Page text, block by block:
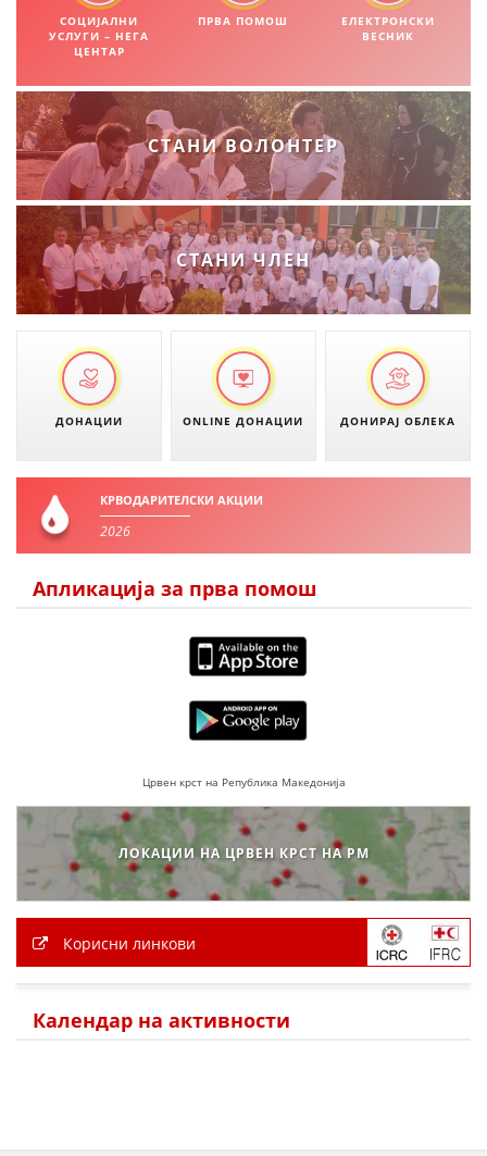
ДЕЈСТВУВАЊЕ
ПРИРАЧНИЦИ
СТРАТЕГИИ
БРОШУРИ
ПОСТЕРИ
СОЦИЈАЛНИ
УСЛУГИ – НЕГА
ЦЕНТАР
ПРВА ПОМОШ
ЕЛЕКТРОНСКИ
ВЕСНИК
СТАНИ ВОЛОНТЕР
СТАНИ ЧЛЕН
ДОНАЦИИ ONLINE ДОНАЦИИ ДОНИРАЈ ОБЛЕКА
КРВОДАРИТЕЛСКИ АКЦИИ
2026
Апликација за прва помош
Црвен крст на Република Македонија
ЛОКАЦИИ НА ЦРВЕН КРСТ НА РМ
Корисни линкови
Календар на активности